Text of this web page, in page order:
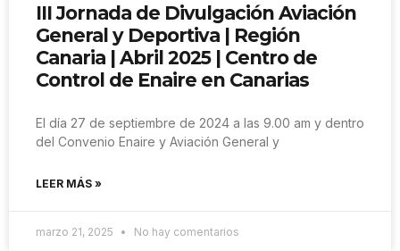
III Jornada de Divulgación Aviación
General y Deportiva | Región
Canaria | Abril 2025 | Centro de
Control de Enaire en Canarias
El día 27 de septiembre de 2024 a las 9.00 am y dentro
del Convenio Enaire y Aviación General y
LEER MÁS »
marzo 21, 2025 No hay comentarios